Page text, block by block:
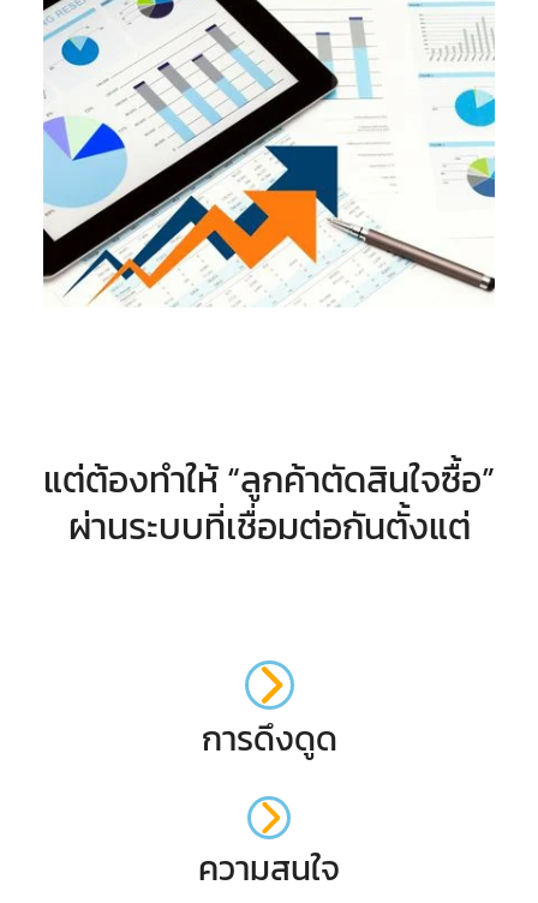
แต่ต้องทำให้ “ลูกค้าตัดสินใจซื้อ”
ผ่านระบบที่เชื่อมต่อกันตั้งแต่
การดึงดูด
ความสนใจ